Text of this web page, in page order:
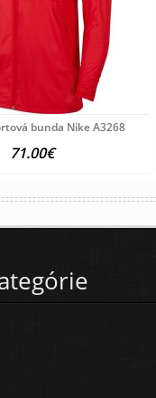
bunda Nike A3268
71.00€